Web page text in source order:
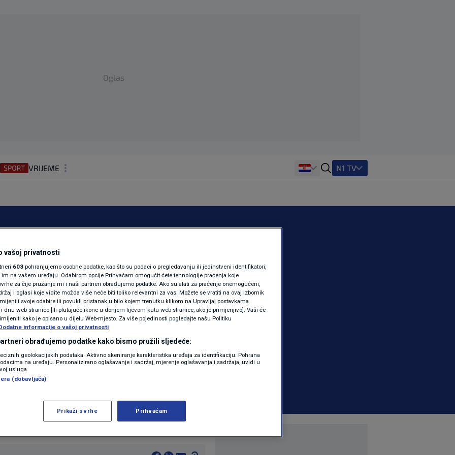
Oglas
VRIJEME
REGIJA
MAGAZIN
KOLUMNE
N1(DIS)INFO
KLIMATSKE PROMJENE
FOTO
VIDEO
N1 TV
o sukobu
pravu
VIJESTI 0 komentara
Više
Ivan Rimac, u N1 Newsroomu
jedinicama, ali i novi sukob predsjednika
Andrejem Plenkovićem.
vašoj privatnosti
603 pohranjujemo osobne podatke, kao što su podaci o pregledavanju ili jedinstveni identifikatori,
na vašem uređaju. Odabirom opcije Prihvaćam omogućit ćete tehnologije praćenja koje
za čije pružanje mi i naši partneri obrađujemo podatke. Ako su alati za praćenje onemogućeni,
i oglasi koje vidite možda više neće biti toliko relevantni za vas. Možete se vratiti na ovaj izbornik
svoje odabire ili povukli pristanak u bilo kojem trenutku klikom na Upravljaj postavkama
dnu web-stranice [ili plutajuće ikone u donjem lijevom kutu web stranice, ako je primjenjivo]. Vaši će
kako je opisano u dijelu Web-mjesto. Za više pojedinosti pogledajte našu Politiku
informacije o vašoj privatnosti
obrađujemo podatke kako bismo pružili sljedeće:
geolokacijskih podataka. Aktivno skeniranje karakteristika uređaja za identifikaciju. Pohrana
na uređaju. Personalizirano oglašavanje i sadržaj, mjerenje oglašavanja i sadržaja, uvidi u
usluga.
(dobavljača)
Prikaži svrhe Prihvaćam